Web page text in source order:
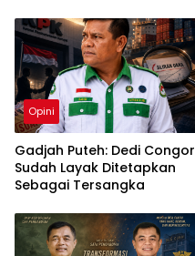
Opini
Gadjah Puteh: Dedi Congor
Sudah Layak Ditetapkan
Sebagai Tersangka